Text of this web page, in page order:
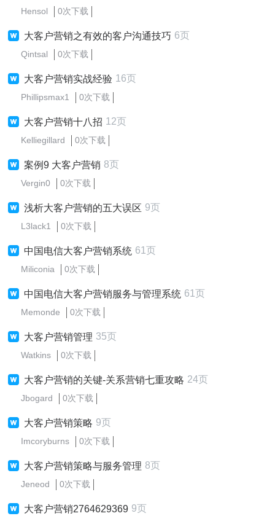
Hensol 0次下载
大客户营销之有效的客户沟通技巧 6页
Qintsal 0次下载
大客户营销实战经验 16页
Phillipsmax1 0次下载
大客户营销十八招 12页
Kelliegillard 0次下载
案例9 大客户营销 8页
Vergin0 0次下载
浅析大客户营销的五大误区 9页
L3lack1 0次下载
中国电信大客户营销系统 61页
Miliconia 0次下载
中国电信大客户营销服务与管理系统 61页
Memonde 0次下载
大客户营销管理 35页
Watkins 0次下载
大客户营销的关键-关系营销七重攻略 24页
Jbogard 0次下载
大客户营销策略 9页
Imcoryburns 0次下载
大客户营销策略与服务管理 8页
Jeneod 0次下载
大客户营销2764629369 9页